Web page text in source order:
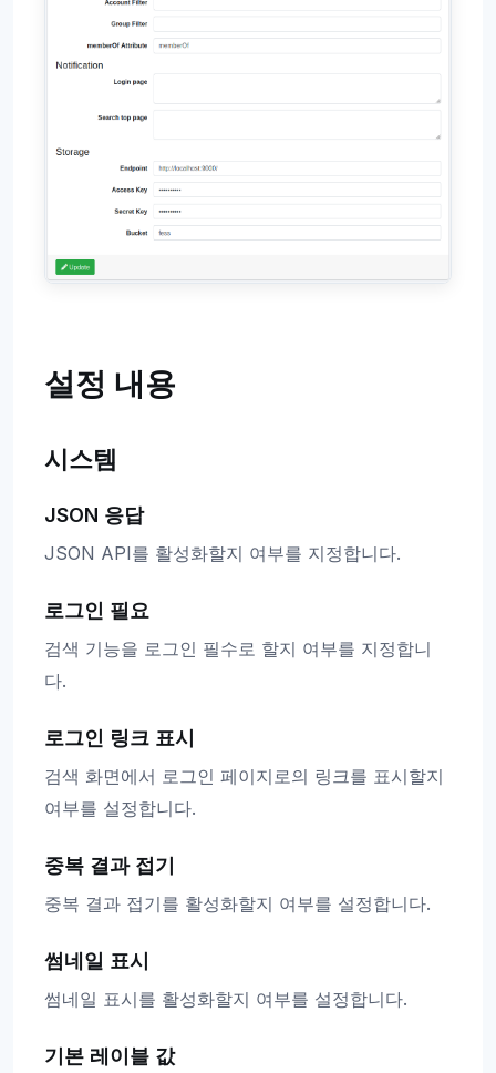
설정 내용
시스템
JSON 응답
JSON API를 활성화할지 여부를 지정합니다.
로그인 필요
검색 기능을 로그인 필수로 할지 여부를 지정합니
다.
로그인 링크 표시
검색 화면에서 로그인 페이지로의 링크를 표시할지
여부를 설정합니다.
중복 결과 접기
중복 결과 접기를 활성화할지 여부를 설정합니다.
썸네일 표시
썸네일 표시를 활성화할지 여부를 설정합니다.
기본 레이블 값